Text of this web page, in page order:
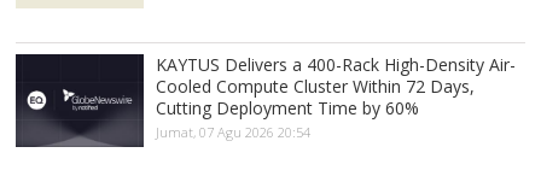
KAYTUS Delivers a 400-Rack High-Density Air-
Cooled Compute Cluster Within 72 Days,
Cutting Deployment Time by 60%
Jumat, 07 Agu 2026 20:54